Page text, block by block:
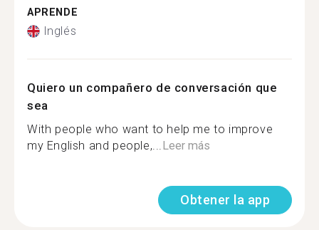
APRENDE
Inglés
Quiero un compañero de conversación que
sea
With people who want to help me to improve
my English and people,...Leer más
Obtener la app